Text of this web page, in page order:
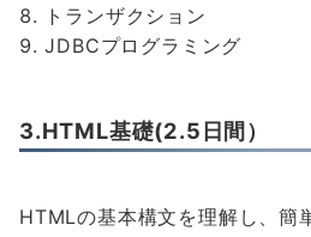
トランザクション
JDBCプログラミング
3.HTML基礎(2.5日間）
HTMLの基本構文を理解し、簡